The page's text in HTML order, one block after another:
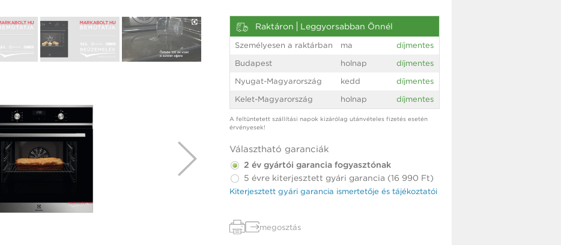
Raktáron Leggyorsabban Önnél
Személyesen a raktárban ma
díjmentes
Budapest
holnap
díjmentes
Nyugat-Magyarország
kedd
díjmentes
Kelet-Magyarország
holnap díjmentes
A feltüntetett szállítási napok kizárólag utánvételes fizetés esetén
érvényesek!
Választható garanciák
2 év gyártói garancia fogyasztónak
5 évre kiterjesztett gyári garancia (16 990 Ft)
Kiterjesztett gyári garancia ismertetője és tájékoztatói
megosztás